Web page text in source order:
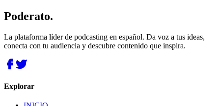
Poderato.
La plataforma líder de podcasting en español. Da voz a tus ideas,
conecta con tu audiencia y descubre contenido que inspira.
Explorar